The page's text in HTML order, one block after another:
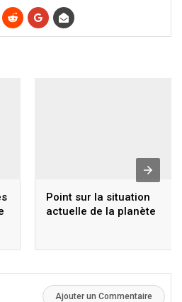
Point sur la situation
actuelle de la planète
Ajouter un Commentaire